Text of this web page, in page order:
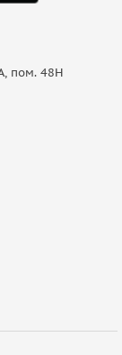
пом. 48Н